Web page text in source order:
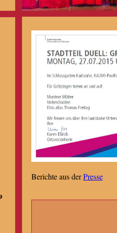
Berichte aus derPresse